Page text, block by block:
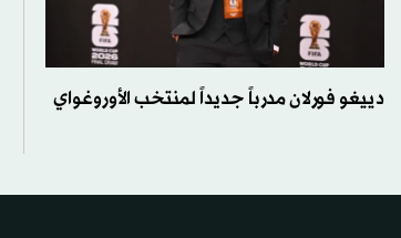
دييغو فورلان مدرباً جديداً لمنتخب الأوروغواي